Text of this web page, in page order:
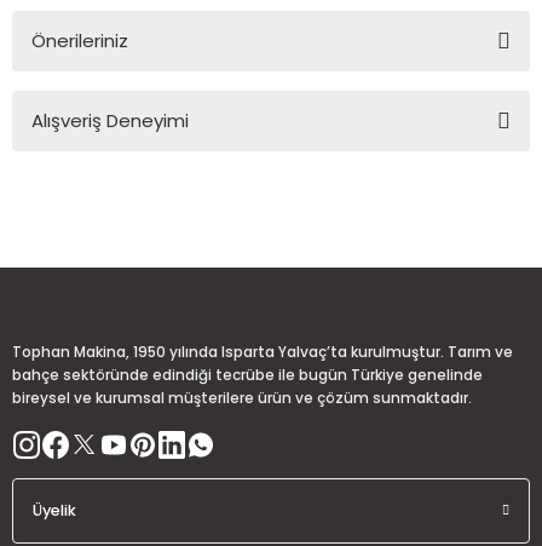
Önerileriniz
konularda yetersiz gördüğünüz noktaları öneri formunu
Bu ürüne benzer farklı alternatifler olmalı.
Alışveriş Deneyimi
Tophan Makina, 1950 yılında Isparta Yalvaç’ta kurulmuştur. Tarım ve
bahçe sektöründe edindiği tecrübe ile bugün Türkiye genelinde
bireysel ve kurumsal müşterilere ürün ve çözüm sunmaktadır.
Üyelik